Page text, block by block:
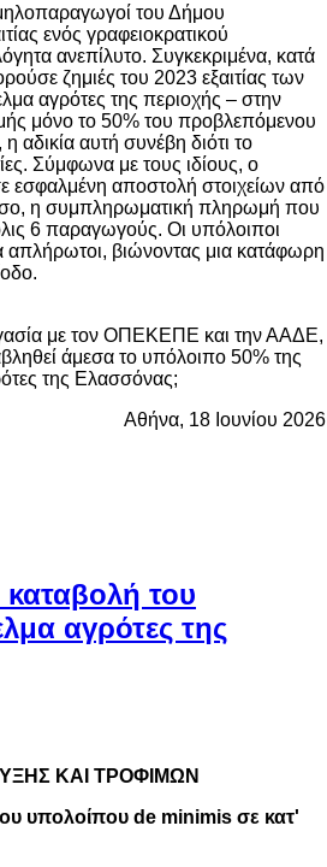
του Δήμου
ενός γραφειοκρατικού
ανεπίλυτο. Συγκεκριμένα, κατά
ζημιές του 2023 εξαιτίας των
αγρότες της περιοχής – στην
μόνο το 50% του προβλεπόμενου
αυτή συνέβη διότι το
Σύμφωνα με τους ιδίους, ο
αποστολή στοιχείων από
η συμπληρωματική πληρωμή που
6 παραγωγούς. Οι υπόλοιποι
απλήρωτοι, βιώνοντας μια κατάφωρη
με τον ΟΠΕΚΕΠΕ και την ΑΑΔΕ,
άμεσα το υπόλοιπο 50% της
της Ελασσόνας;
Αθήνα, 18 Ιουνίου 2026
του
αγρότες της
ΚΑΙ ΤΡΟΦΙΜΩΝ
υπολοίπου de minimis σε κατ'